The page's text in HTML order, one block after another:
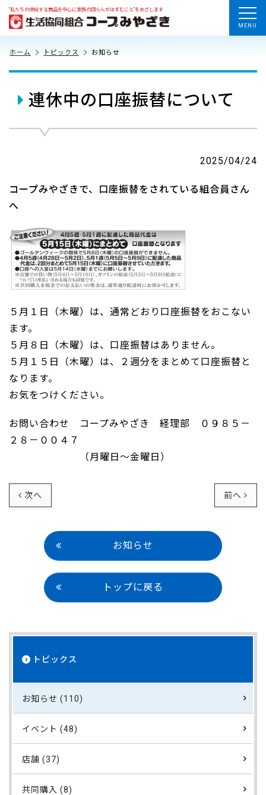
“私たちの供給する商品を中心に家族の団らんがはずむこと”をめざします
MENU
ホーム トピックス お知らせ
連休中の口座振替について
2025/04/24
コープみやざきで、口座振替をされている組合員さん
へ
５月１日（木曜）は、通常どおり口座振替をおこない
ます。
５月８日（木曜）は、口座振替はありません。
５月１５日（木曜）は、２週分をまとめて口座振替と
なります。
お気をつけください。
お問い合わせ コープみやざき 経理部 ０９８５－
２８－００４７
（月曜日～金曜日）
次へ 前へ
お知らせ
トップに戻る
トピックス
お知らせ (110)
イベント (48)
店舗 (37)
共同購入 (8)